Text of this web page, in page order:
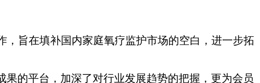
，旨在填补国内家庭氧疗监护市场的空白，进一步拓
的平台，加深了对行业发展趋势的把握，更为会员